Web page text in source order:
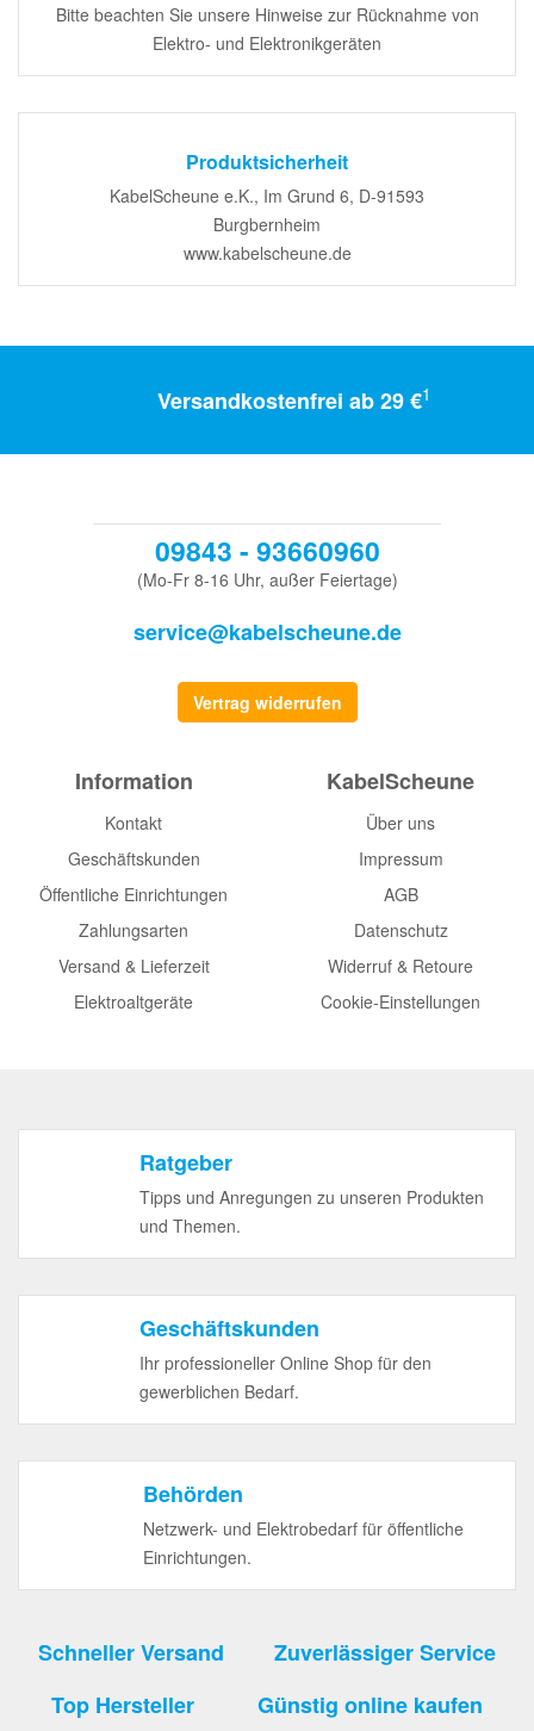
Bitte beachten Sie unsere Hinweise zur Rücknahme von
Elektro- und Elektronikgeräten
Produktsicherheit
KabelScheune e.K., Im Grund 6, D-91593
Burgbernheim
www.kabelscheune.de
Versandkostenfrei ab 29 €1
09843 - 93660960
(Mo-Fr 8-16 Uhr, außer Feiertage)
service@kabelscheune.de
Vertrag widerrufen
Information
Kontakt
Geschäftskunden
Öffentliche Einrichtungen
Zahlungsarten
Versand & Lieferzeit
Elektroaltgeräte
KabelScheune
Über uns
Impressum
AGB
Datenschutz
Widerruf & Retoure
Cookie-Einstellungen
Ratgeber
Tipps und Anregungen zu unseren Produkten
und Themen.
Geschäftskunden
Ihr professioneller Online Shop für den
gewerblichen Bedarf.
Behörden
Netzwerk- und Elektrobedarf für öffentliche
Einrichtungen.
Schneller Versand
Zuverlässiger Service
Top Hersteller
Günstig online kaufen